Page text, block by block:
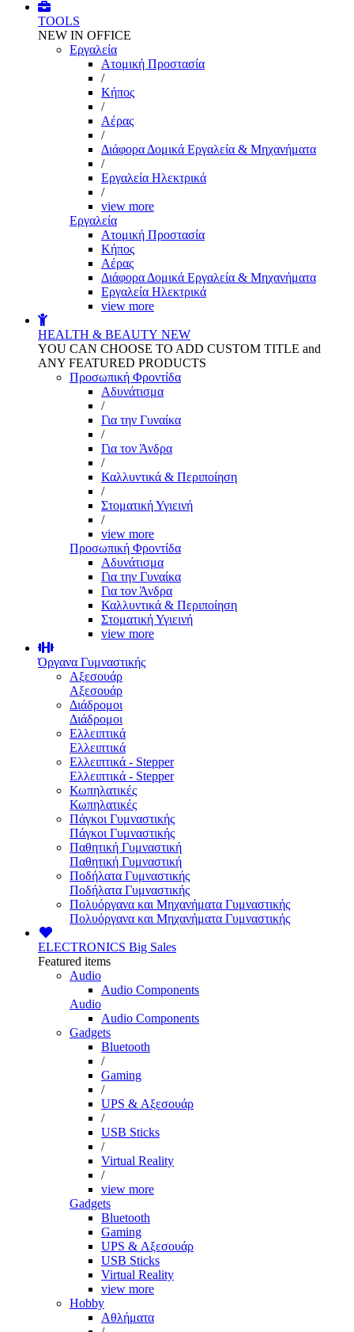
TOOLS
NEW IN OFFICE
Εργαλεία
Aτομική Προστασία
/
Kήπος
/
Αέρας
/
Διάφορα Δομικά Εργαλεία & Μηχανήματα
/
Εργαλεία Ηλεκτρικά
/
view more
Εργαλεία
Aτομική Προστασία
Kήπος
Αέρας
Διάφορα Δομικά Εργαλεία & Μηχανήματα
Εργαλεία Ηλεκτρικά
view more
HEALTH & BEAUTY NEW
YOU CAN CHOOSE TO ADD CUSTOM TITLE and
ANY FEATURED PRODUCTS
Προσωπική Φροντίδα
Αδυνάτισμα
/
Για την Γυναίκα
/
Για τον Άνδρα
/
Καλλυντικά & Περιποίηση
/
Στοματική Υγιεινή
/
view more
Προσωπική Φροντίδα
Αδυνάτισμα
Για την Γυναίκα
Για τον Άνδρα
Καλλυντικά & Περιποίηση
Στοματική Υγιεινή
view more
Όργανα Γυμναστικής
Αξεσουάρ
Αξεσουάρ
Διάδρομοι
Διάδρομοι
Ελλειπτικά
Ελλειπτικά
Ελλειπτικά - Stepper
Ελλειπτικά - Stepper
Κωπηλατικές
Κωπηλατικές
Πάγκοι Γυμναστικής
Πάγκοι Γυμναστικής
Παθητική Γυμναστική
Παθητική Γυμναστική
Ποδήλατα Γυμναστικής
Ποδήλατα Γυμναστικής
Πολυόργανα και Μηχανήματα Γυμναστικής
Πολυόργανα και Μηχανήματα Γυμναστικής
ELECTRONICS Big Sales
Featured items
Audio
Audio Components
Audio
Audio Components
Gadgets
Bluetooth
/
Gaming
/
UPS & Αξεσουάρ
/
USB Sticks
/
Virtual Reality
/
view more
Gadgets
Bluetooth
Gaming
UPS & Αξεσουάρ
USB Sticks
Virtual Reality
view more
Hobby
Αθλήματα